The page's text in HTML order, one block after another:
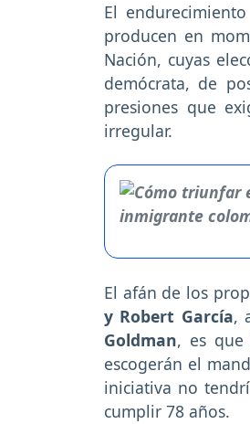
El
producen en
Nación, cuyas
demócrata, de
presiones que
irregular.
El afán de los
y Robert García,
Goldman, es que
escogerán el
iniciativa no
cumplir 78 años.